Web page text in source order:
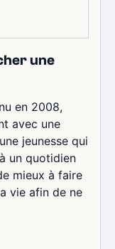
une
en 2008,
avec une
jeunesse qui
un quotidien
mieux à faire
vie afin de ne